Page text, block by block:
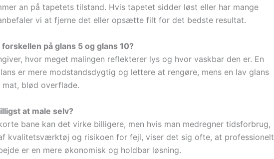
an på tapetets tilstand. Hvis tapetet sidder løst eller har mange
vi at fjerne det eller opsætte filt for det bedste resultat.
forskellen på glans 5 og glans 10?
hvor meget malingen reflekterer lys og hvor vaskbar den er. En
er mere modstandsdygtig og lettere at rengøre, mens en lav glans
mat, blød overflade.
at male selv?
bane kan det virke billigere, men hvis man medregner tidsforbrug,
kvalitetsværktøj og risikoen for fejl, viser det sig ofte, at professionelt
er en mere økonomisk og holdbar løsning.